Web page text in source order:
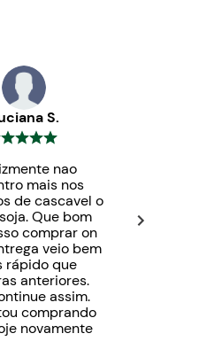
S.
nao
mais nos
de cascavel o
Que bom
comprar on
veio bem
rápido que
anteriores.
assim.
comprando
novamente